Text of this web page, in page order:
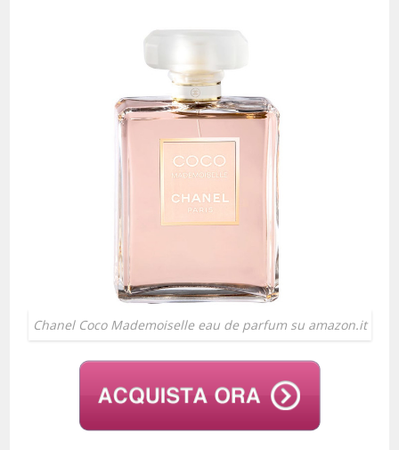
Chanel Coco Mademoiselle eau de parfum su amazon.it